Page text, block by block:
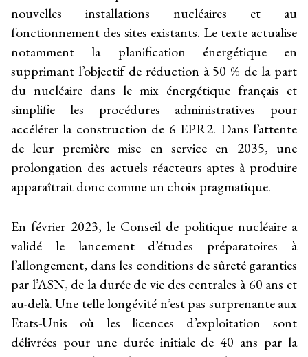
nouvelles installations nucléaires et au
fonctionnement des sites existants. Le texte actualise
notamment la planification énergétique en
supprimant l’objectif de réduction à 50 % de la part
du nucléaire dans le mix énergétique français et
simplifie les procédures administratives pour
accélérer la construction de 6 EPR2. Dans l’attente
de leur première mise en service en 2035, une
prolongation des actuels réacteurs aptes à produire
apparaîtrait donc comme un choix pragmatique.
En février 2023, le Conseil de politique nucléaire a
validé le lancement d’études préparatoires à
l’allongement, dans les conditions de sûreté garanties
par l’ASN, de la durée de vie des centrales à 60 ans et
au-delà. Une telle longévité n’est pas surprenante aux
Etats-Unis où les licences d’exploitation sont
délivrées pour une durée initiale de 40 ans par la